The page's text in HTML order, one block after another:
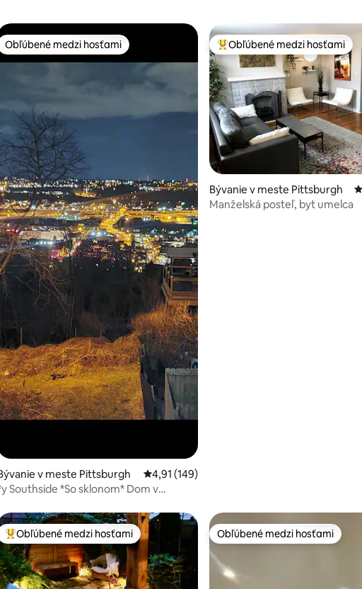
4,85 z 5, počet hodnotení: 111
Obľúbené medzi hosťami
Obľúbené medzi hosťami
v meste Pittsburgh Priemerné ohodnotenie 4,91 z 5, počet
4,91 (149)
Southside *So sklonom* Dom v
Najobľúbenejšie medzi hosťami
Obľúbené medzi hosťami
Bývanie v meste Pittsburgh
Manželská posteľ, byt umelca
Najobľúbenejšie medzi hosťami
Obľúbené medzi hosťami Obľúbené medzi hosťami
Obľúbené medzi hosťami